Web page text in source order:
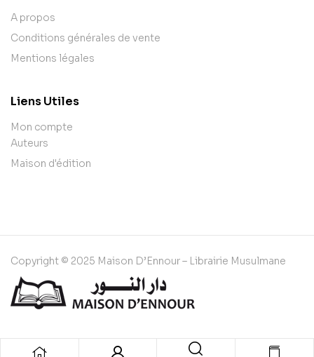
A propos
Conditions générales de vente
Mentions légales
Liens Utiles
Mon compte
Auteurs
Maison d'édition
Copyright © 2025 Maison D’Ennour – Librairie Musulmane